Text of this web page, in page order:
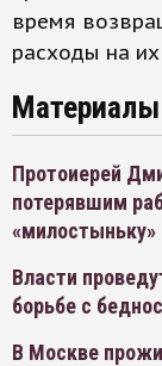
время
расходы на
Протоиерей
потерявшим
«милостыньку»
Власти
борьбе с
В Москве